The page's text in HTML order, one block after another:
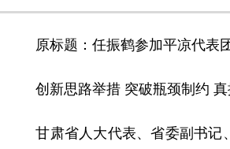
原标题：任振鹤参加平凉代表
创新思路举措 突破瓶颈制约 真
甘肃省人大代表、省委副书记